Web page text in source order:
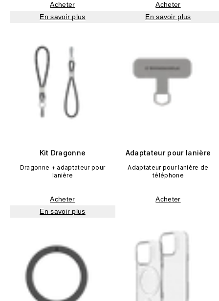
Acheter
En savoir plus
Acheter
En savoir plus
Kit Dragonne
Dragonne + adaptateur pour
lanière
Acheter
En savoir plus
Adaptateur pour lanière
Adaptateur pour lanière de
téléphone
Acheter